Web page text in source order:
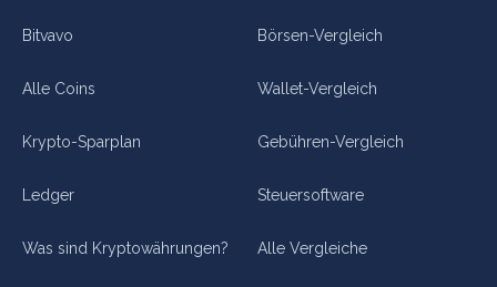
Bitvavo
Alle Coins
Krypto-Sparplan
Ledger
Was sind Kryptowährungen?
Börsen-Vergleich
Wallet-Vergleich
Gebühren-Vergleich
Steuersoftware
Alle Vergleiche